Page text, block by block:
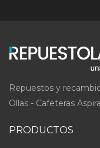
Repuestos y
Ollas - Cafeteras
PRODUCTOS